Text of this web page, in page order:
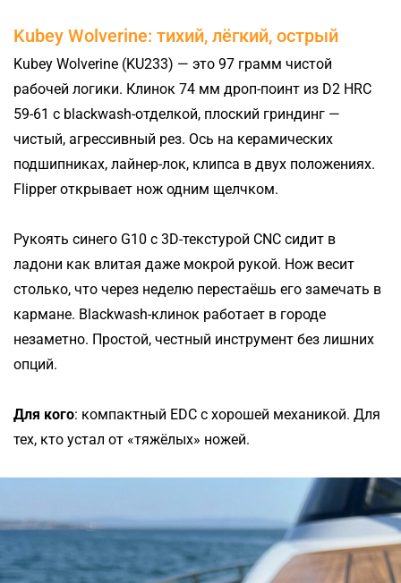
Kubey Wolverine: тихий, лёгкий, острый
Kubey Wolverine (KU233) — это 97 грамм чистой
рабочей логики. Клинок 74 мм дроп-поинт из D2 HRC
59-61 с blackwash-отделкой, плоский гриндинг —
чистый, агрессивный рез. Ось на керамических
подшипниках, лайнер-лок, клипса в двух положениях.
Flipper открывает нож одним щелчком.
Рукоять синего G10 с 3D-текстурой CNC сидит в
ладони как влитая даже мокрой рукой. Нож весит
столько, что через неделю перестаёшь его замечать в
кармане. Blackwash-клинок работает в городе
незаметно. Простой, честный инструмент без лишних
опций.
Для кого: компактный EDC с хорошей механикой. Для
тех, кто устал от «тяжёлых» ножей.